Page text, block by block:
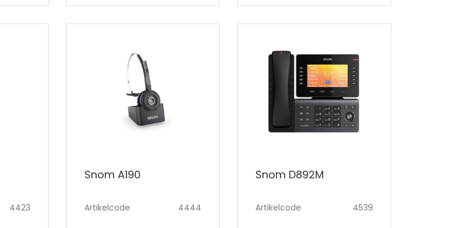
4423
Snom A190
Artikelcode 4444
Snom D892M
Artikelcode 4539